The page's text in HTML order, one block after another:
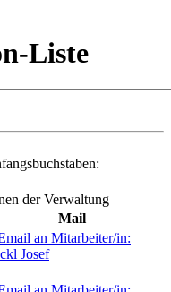
Liste
der Verwaltung
Mail